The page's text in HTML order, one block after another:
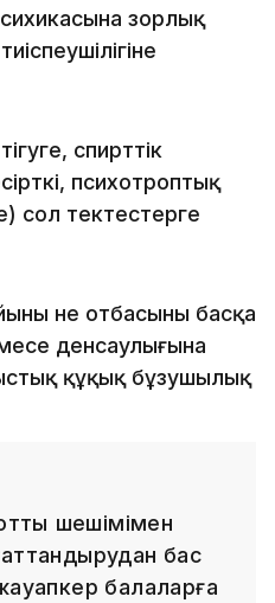
зорлық
спирттік
психотроптық
сол тектестерге
не отбасының басқа
денсаулығына
құқық бұзушылық
шешімімен
бас
балаларға